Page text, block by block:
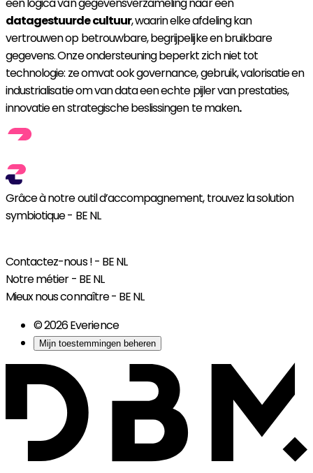
datagestuurde cultuur, waarin elke afdeling kan
vertrouwen op betrouwbare, begrijpelijke en bruikbare
gegevens. Onze ondersteuning beperkt zich niet tot
technologie: ze omvat ook governance, gebruik, valorisatie en
industrialisatie om van data een echte pijler van prestaties,
innovatie en strategische beslissingen te maken.
Grâce à notre outil d’accompagnement, trouvez la solution
symbiotique - BE NL
Contactez-nous ! - BE NL
Notre métier - BE NL
Mieux nous connaître - BE NL
© 2026 Everience
Mijn toestemmingen beheren